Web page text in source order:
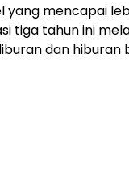
mencapai
tiga tahun ini
dan hiburan